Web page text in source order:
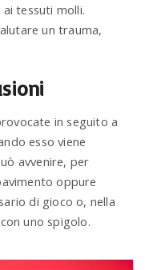
tessuti molli.
un trauma,
in seguito a
esso viene
avvenire, per
oppure
di gioco o, nella
uno spigolo.